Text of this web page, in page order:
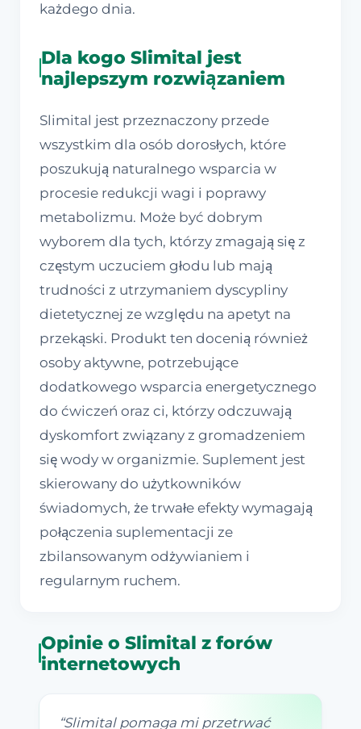
każdego dnia.
Dla kogo Slimital jest
najlepszym rozwiązaniem
Slimital jest przeznaczony przede
wszystkim dla osób dorosłych, które
poszukują naturalnego wsparcia w
procesie redukcji wagi i poprawy
metabolizmu. Może być dobrym
wyborem dla tych, którzy zmagają się z
częstym uczuciem głodu lub mają
trudności z utrzymaniem dyscypliny
dietetycznej ze względu na apetyt na
przekąski. Produkt ten docenią również
osoby aktywne, potrzebujące
dodatkowego wsparcia energetycznego
do ćwiczeń oraz ci, którzy odczuwają
dyskomfort związany z gromadzeniem
się wody w organizmie. Suplement jest
skierowany do użytkowników
świadomych, że trwałe efekty wymagają
połączenia suplementacji ze
zbilansowanym odżywianiem i
regularnym ruchem.
Opinie o Slimital z forów
internetowych
“Slimital pomaga mi przetrwać